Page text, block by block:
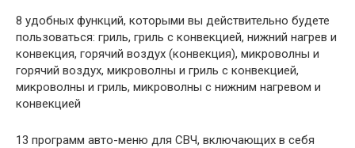
8 удобных функций, которыми вы действительно будете
пользоваться: гриль, гриль с конвекцией, нижний нагрев и
конвекция, горячий воздух (конвекция), микроволны и
горячий воздух, микроволны и гриль с конвекцией,
микроволны и гриль, микроволны с нижним нагревом и
конвекцией
13 программ авто-меню для СВЧ, включающих в себя